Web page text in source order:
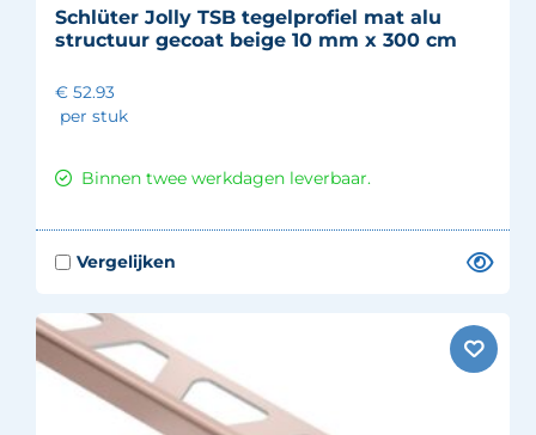
Schlüter Jolly TSB tegelprofiel mat alu
structuur gecoat beige 10 mm x 300 cm
€ 52.93
per stuk
Binnen twee werkdagen leverbaar.